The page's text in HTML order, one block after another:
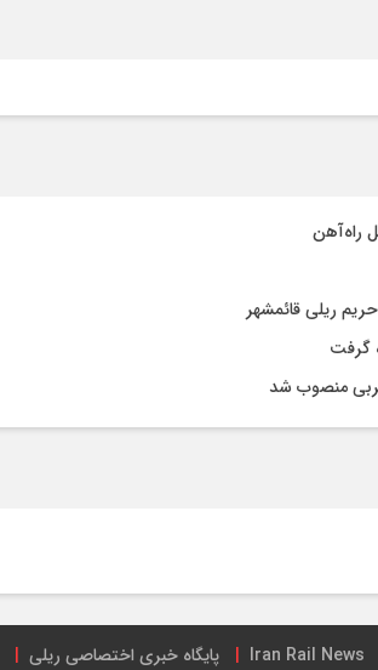
راه‌آهن
ریلی قائمشهر
گرفت
منصوب شد
Iran Rail News پایگاه خبری اختصاصی ریلی